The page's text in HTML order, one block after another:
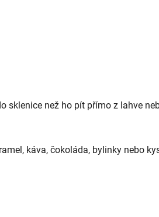
než ho pít přímo z lahve
káva, čokoláda, bylinky nebo